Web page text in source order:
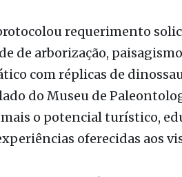
do espaço.
requerimento
de arborização,
com réplicas de
do Museu de